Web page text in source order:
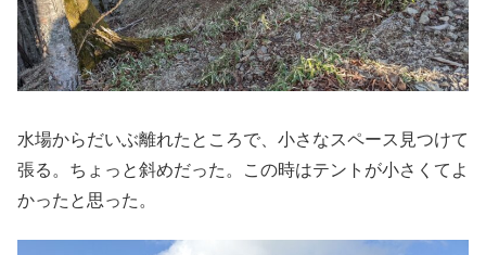
水場からだいぶ離れたところで、小さなスペース見つけて
張る。ちょっと斜めだった。この時はテントが小さくてよ
かったと思った。